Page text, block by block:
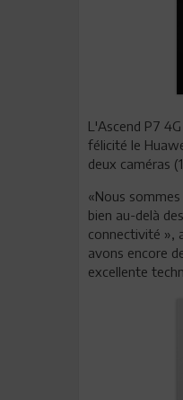
L'Ascend P7
félicité le
deux caméras
«Nous
bien au-delà
connectivité »,
avons encore
excellente